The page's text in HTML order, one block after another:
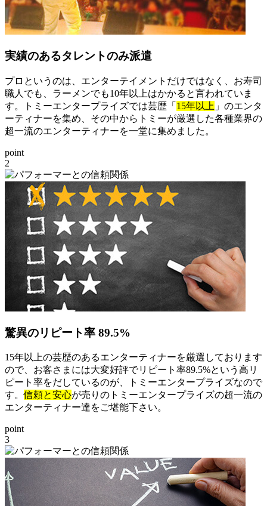
実績のあるタレントのみ派遣
プロというのは、エンターテイメントだけではなく、お寿司
職人でも、ラーメンでも10年以上はかかると言われていま
す。トミーエンタープライズでは芸歴「 15年以上 」のエンタ
ーティナーを集め、その中からトミーが厳選した各種業界の
超一流のエンターティナーを一堂に集めました。
point
2
驚異のリピート率 89.5%
15年以上の芸歴のあるエンターティナーを厳選しております
ので、お客さまには大変好評でリピート率89.5%という高リ
ピート率をだしているのが、トミーエンタープライズなので
す。信頼と安心が売りのトミーエンタープライズの超一流の
エンターティナー達をご堪能下さい。
point
3